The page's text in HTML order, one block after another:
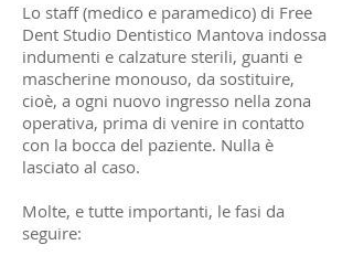
Lo staff (medico e paramedico) di Free
Dent Studio Dentistico Mantova indossa
indumenti e calzature sterili, guanti e
mascherine monouso, da sostituire,
cioè, a ogni nuovo ingresso nella zona
operativa, prima di venire in contatto
con la bocca del paziente. Nulla è
lasciato al caso.
Molte, e tutte importanti, le fasi da
seguire: